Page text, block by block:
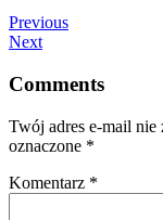
Previous
Next
Comments
Twój adres e-mail nie
oznaczone *
Komentarz *